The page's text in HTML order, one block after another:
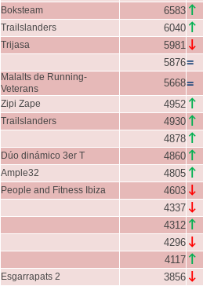
Boksteam 6583 ↑
Trailslanders 6040 ↑
Trijasa 5981 ↓
5876=
Malalts de Running-
Veterans
5668=
Zipi Zape 4952 ↑
Trailslanders 4930 ↑
4878 ↑
Dúo dinámico 3er T 4860 ↑
Ample32 4805 ↑
People and Fitness Ibiza 4603 ↓
4337 ↓
4312 ↑
4296 ↓
4117 ↑
Esgarrapats 2 3856 ↓